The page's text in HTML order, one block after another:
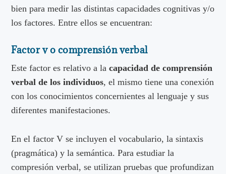
bien para medir las distintas capacidades cognitivas y/o
los factores. Entre ellos se encuentran:
Factor v o comprensión verbal
Este factor es relativo a lacapacidad de comprensión
verbal de los individuos, el mismo tiene una conexión
con los conocimientos concernientes al lenguaje y sus
diferentes manifestaciones.
En el factor V se incluyen el vocabulario, la sintaxis
(pragmática) y la semántica. Para estudiar la
compresión verbal, se utilizan pruebas que profundizan